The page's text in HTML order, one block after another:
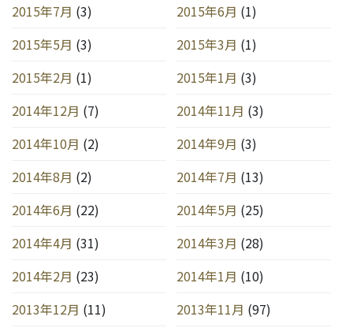
2015年7月 (3) 2015年6月 (1)
2015年5月 (3) 2015年3月 (1)
2015年2月 (1) 2015年1月 (3)
2014年12月 (7) 2014年11月 (3)
2014年10月 (2) 2014年9月 (3)
2014年8月 (2) 2014年7月 (13)
2014年6月 (22) 2014年5月 (25)
2014年4月 (31) 2014年3月 (28)
2014年2月 (23) 2014年1月 (10)
2013年12月 (11) 2013年11月 (97)